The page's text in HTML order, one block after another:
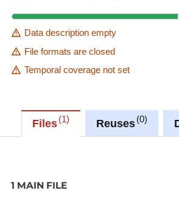
Data description empty
File formats are closed
Temporal coverage not set
Files 1 Reuses 0
1 MAIN FILE